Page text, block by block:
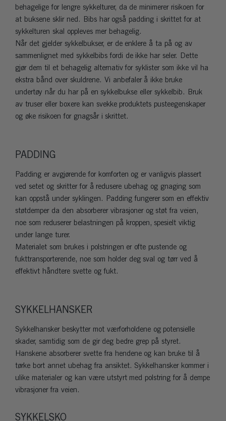
behagelige for lengre sykkelturer, da de minimerer risikoen for
at buksene sklir ned. Bibs har også padding i skrittet for at
sykkelturen skal oppleves mer behagelig.
Når det gjelder sykkelbukser, er de enklere å ta på og av
sammenlignet med sykkelbibs fordi de ikke har seler. Dette
gjør dem til et behagelig alternativ for syklister som ikke vil ha
ekstra bånd over skuldrene. Vi anbefaler å ikke bruke
undertøy når du har på en sykkelbukse eller sykkelbib. Bruk
av truser eller boxere kan svekke produktets pusteegenskaper
og øke risikoen for gnagsår i skrittet.
PADDING
Padding er avgjørende for komforten og er vanligvis plassert
ved setet og skritter for å redusere ubehag og gnaging som
kan oppstå under syklingen. Padding fungerer som en effektiv
støtdemper da den absorberer vibrasjoner og støt fra veien,
noe som reduserer belastningen på kroppen, spesielt viktig
under lange turer.
Materialet som brukes i polstringen er ofte pustende og
fukttransporterende, noe som holder deg sval og tørr ved å
effektivt håndtere svette og fukt.
SYKKELHANSKER
Sykkelhansker beskytter mot værforholdene og potensielle
skader, samtidig som de gir deg bedre grep på styret.
Hanskene absorberer svette fra hendene og kan bruke til å
tørke bort annet ubehag fra ansiktet. Sykkelhansker kommer i
ulike materialer og kan være utstyrt med polstring for å dempe
vibrasjoner fra veien.
SYKKELSKO